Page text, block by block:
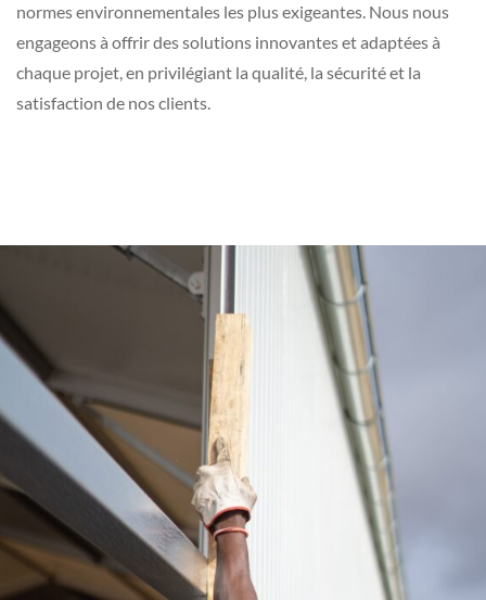
normes environnementales les plus exigeantes. Nous nous
engageons à offrir des solutions innovantes et adaptées à
chaque projet, en privilégiant la qualité, la sécurité et la
satisfaction de nos clients.